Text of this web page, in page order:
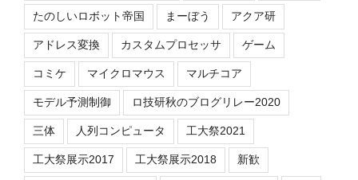
たのしいロボット帝国 まーぼう アクア研
アドレス変換 カスタムプロセッサ ゲーム
コミケ マイクロマウス マルチコア
モデル予測制御 ロ技研秋のブログリレー2020
三体 人列コンピュータ 工大祭2021
工大祭展示2017 工大祭展示2018 新歓